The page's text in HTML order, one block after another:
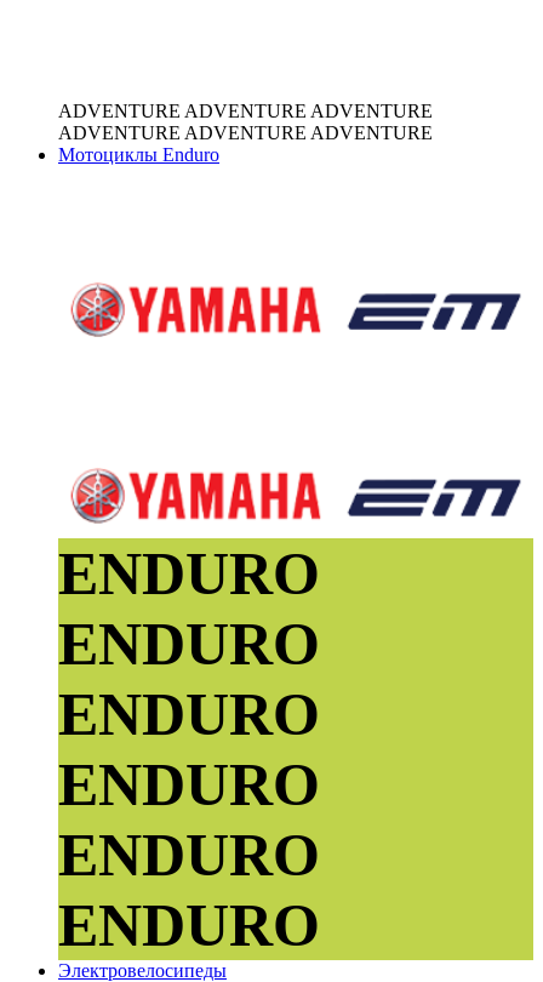
ADVENTURE ADVENTURE ADVENTURE
ADVENTURE ADVENTURE ADVENTURE
Мотоциклы Enduro
ENDURO
ENDURO
ENDURO
ENDURO
ENDURO
ENDURO
Электровелосипеды